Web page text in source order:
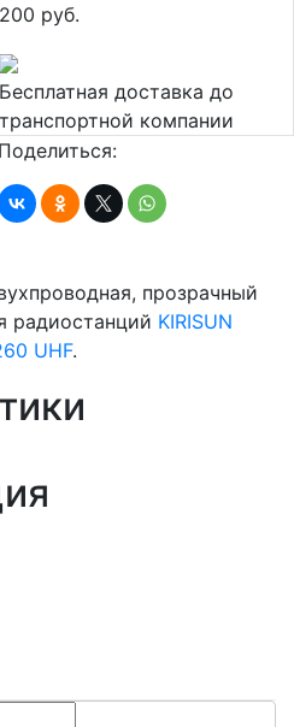
200 руб.
Бесплатная доставка до
транспортной компании
Поделиться:
прозрачный
радиостанций KIRISUN
UHF.